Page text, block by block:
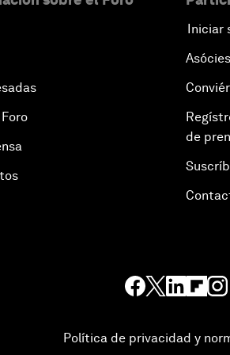
Iniciar
de
Política de privacidad y